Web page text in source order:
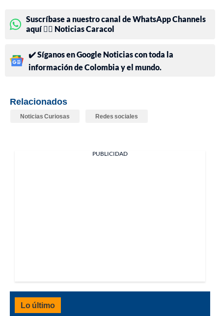
Suscríbase a nuestro canal de WhatsApp Channels
aquí 👉🏻 Noticias Caracol
✔️ Síganos en Google Noticias con toda la
información de Colombia y el mundo.
Relacionados
Noticias Curiosas Redes sociales
PUBLICIDAD
Lo último